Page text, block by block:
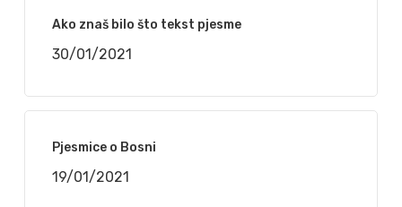
Ako znaš bilo što tekst pjesme
30/01/2021
Pjesmice o Bosni
19/01/2021